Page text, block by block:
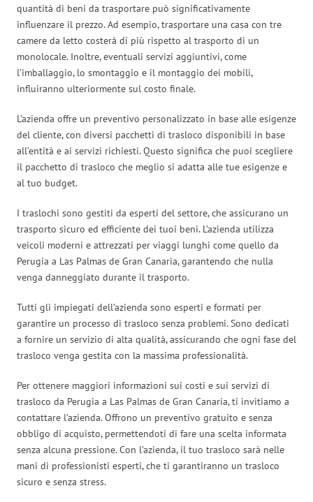
quantità di beni da trasportare può significativamente
influenzare il prezzo. Ad esempio, trasportare una casa con tre
camere da letto costerà di più rispetto al trasporto di un
monolocale. Inoltre, eventuali servizi aggiuntivi, come
l’imballaggio, lo smontaggio e il montaggio dei mobili,
influiranno ulteriormente sul costo finale.
L’azienda offre un preventivo personalizzato in base alle esigenze
del cliente, con diversi pacchetti di trasloco disponibili in base
all’entità e ai servizi richiesti. Questo significa che puoi scegliere
il pacchetto di trasloco che meglio si adatta alle tue esigenze e
al tuo budget.
I traslochi sono gestiti da esperti del settore, che assicurano un
trasporto sicuro ed efficiente dei tuoi beni. L’azienda utilizza
veicoli moderni e attrezzati per viaggi lunghi come quello da
Perugia a Las Palmas de Gran Canaria, garantendo che nulla
venga danneggiato durante il trasporto.
Tutti gli impiegati dell’azienda sono esperti e formati per
garantire un processo di trasloco senza problemi. Sono dedicati
a fornire un servizio di alta qualità, assicurando che ogni fase del
trasloco venga gestita con la massima professionalità.
Per ottenere maggiori informazioni sui costi e sui servizi di
trasloco da Perugia a Las Palmas de Gran Canaria, ti invitiamo a
contattare l’azienda. Offrono un preventivo gratuito e senza
obbligo di acquisto, permettendoti di fare una scelta informata
senza alcuna pressione. Con l’azienda, il tuo trasloco sarà nelle
mani di professionisti esperti, che ti garantiranno un trasloco
sicuro e senza stress.